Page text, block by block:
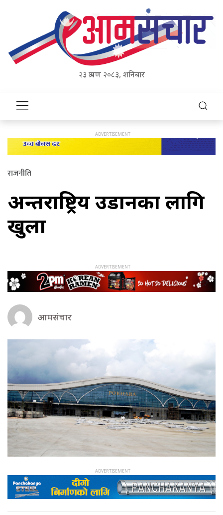
२३ श्रावण २०८३, शनिबार
राजनीति
अन्तर्राष्ट्रिय उडानका लागि
खुला
आमसंचार